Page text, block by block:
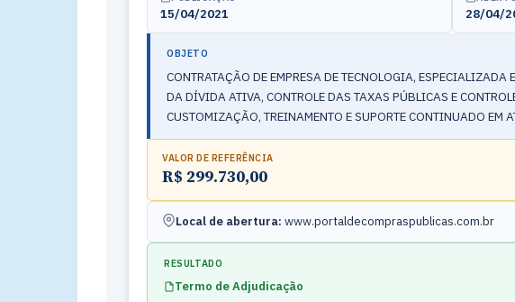
15/04/2021 28/04/
OBJETO
CONTRATAÇÃO DE EMPRESA DE TECNOLOGIA,
DA DÍVIDA ATIVA, CONTROLE DAS TAXAS PÚBLICAS E
CUSTOMIZAÇÃO, TREINAMENTO E SUPORTE CONTINUADO EM
VALOR DE REFERÊNCIA
R$ 299.730,00
Local de abertura: www.portaldecompraspublicas.com.br
RESULTADO
Termo de Adjudicação